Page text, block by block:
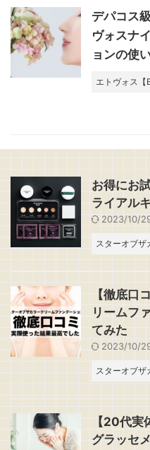
デパコス
ヴォスナ
ョンの使
エトヴォス【
お得にお
ライアル
2023/10/
スターオブザ
【徹底口
リームフ
てみた
2023/10/
スターオブザ
【20代実
グラッセ